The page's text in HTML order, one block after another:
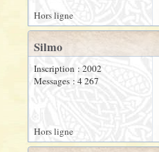
Hors ligne
Silmo
Inscription : 2002
Messages : 4 267
Hors ligne